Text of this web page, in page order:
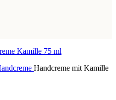
Handcreme mit Kamille